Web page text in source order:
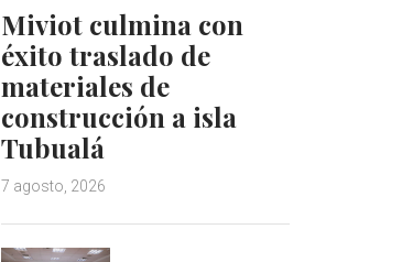
Miviot culmina con
éxito traslado de
materiales de
construcción a isla
Tubualá
7 agosto, 2026